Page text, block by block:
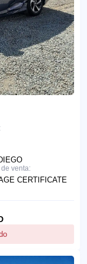
venta:
CERTIFICATE